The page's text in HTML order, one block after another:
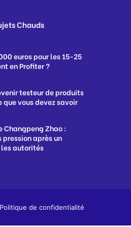
Chauds
euros pour les 15-25
en Profiter ?
testeur de produits
que vous devez savoir
Changpeng Zhao :
pression après un
autorités
Politique de confidentialité